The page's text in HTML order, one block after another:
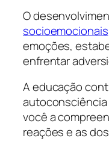
O
socioemocionais
emoções,
enfrentar
A educação
você a
reações e as